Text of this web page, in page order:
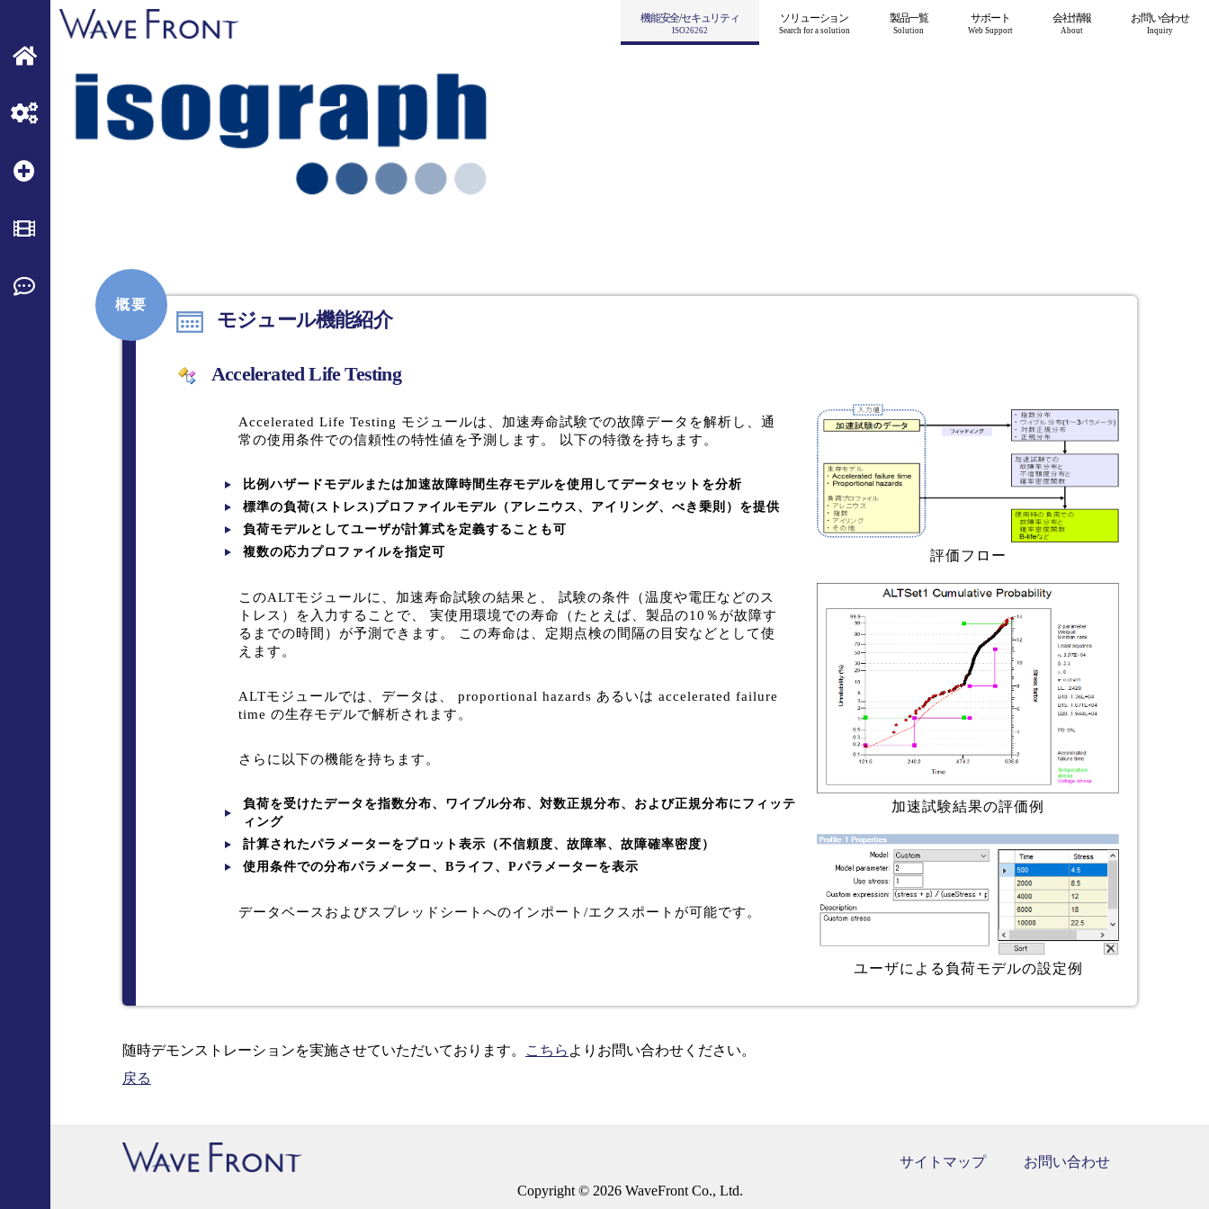
お問い合わせ
Inquiry
会社情報
About
サポート
Web Support
製品一覧
Solution
ソリューション
Search for a solution
機能安全/セキュリティ
ISO26262
概要
モジュール機能紹介
Accelerated Life Testing
Accelerated Life Testing モジュールは、加速寿命試験での故障データを解析し、通
常の使用条件での信頼性の特性値を予測します。 以下の特徴を持ちます。
比例ハザードモデルまたは加速故障時間生存モデルを使用してデータセットを分析
標準の負荷(ストレス)プロファイルモデル（アレニウス、アイリング、べき乗則）を提供
負荷モデルとしてユーザが計算式を定義することも可
複数の応力プロファイルを指定可
このALTモジュールに、加速寿命試験の結果と、 試験の条件（温度や電圧などのス
トレス）を入力することで、 実使用環境での寿命（たとえば、製品の10％が故障す
るまでの時間）が予測できます。 この寿命は、定期点検の間隔の目安などとして使
えます。
ALTモジュールでは、データは、 proportional hazards あるいは accelerated failure
time の生存モデルで解析されます。
さらに以下の機能を持ちます。
負荷を受けたデータを指数分布、ワイブル分布、対数正規分布、および正規分布にフィッテ
ィング
計算されたパラメーターをプロット表示（不信頼度、故障率、故障確率密度）
使用条件での分布パラメーター、Bライフ、Pパラメーターを表示
データベースおよびスプレッドシートへのインポート/エクスポートが可能です。
評価フロー
加速試験結果の評価例
ユーザによる負荷モデルの設定例
随時デモンストレーションを実施させていただいております。 こちら よりお問い合わせください。
戻る
お問い合わせ
サイトマップ
Copyright © 2026WaveFront Co., Ltd.